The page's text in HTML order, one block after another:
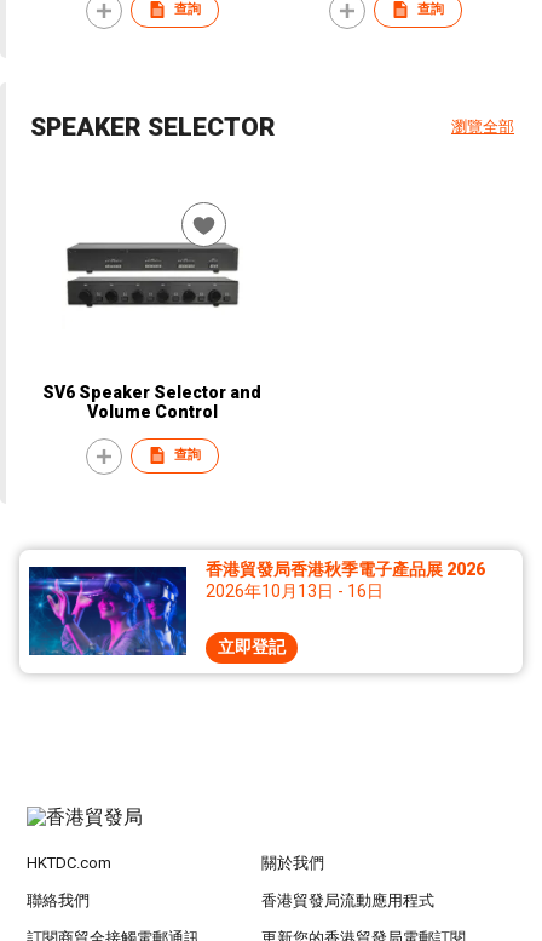
查詢 查詢
SPEAKER SELECTOR 瀏覽全部
SV6 Speaker Selector and
Volume Control
查詢
香港貿發局香港秋季電子產品展 2026
2026年10月13日 - 16日
立即登記
HKTDC.com 關於我們
聯絡我們 香港貿發局流動應用程式